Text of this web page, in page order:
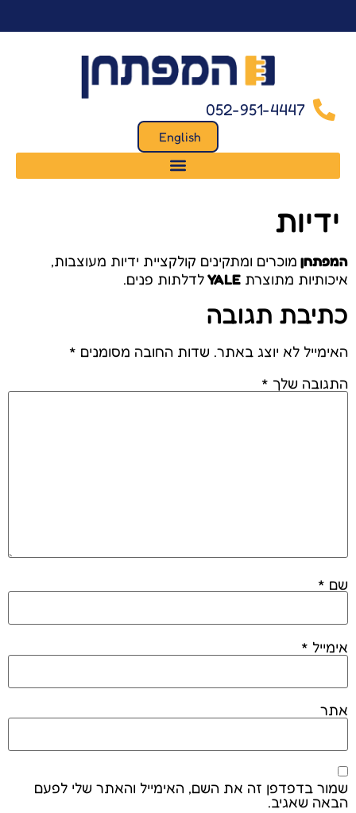
052-951-4447
English
ידיות
המפתחן מוכרים ומתקינים קולקציית ידיות מעוצבות,
איכותיות מתוצרת YALEלדלתות פנים.
כתיבת תגובה
האימייל לא יוצג באתר. שדות החובה מסומנים *
התגובה שלך *
שם *
אימייל *
אתר
שמור בדפדפן זה את השם, האימייל והאתר שלי לפעם
הבאה שאגיב.